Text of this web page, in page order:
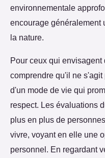
environnementale
encourage généralement
la nature.
Pour ceux qui
comprendre qu'il ne
d'un mode de vie qui
respect. Les évaluations
plus en plus de
vivre, voyant en elle une
personnel. En regardant